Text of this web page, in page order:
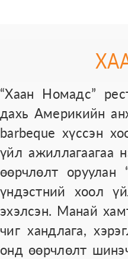
“Хаан Номадс”
дахь Америкийн
barbeque хүссэн
үйл ажиллагаагаа
өөрчлөлт оруулан
үндэстний хоол
эхэлсэн. Манай
чиг хандлага,
онд өөрчлөлт